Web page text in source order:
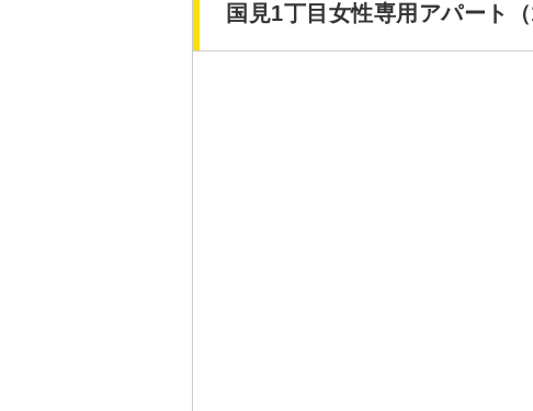
国見1丁目女性専用アパート（